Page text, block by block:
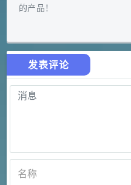
的产品！
发表评论